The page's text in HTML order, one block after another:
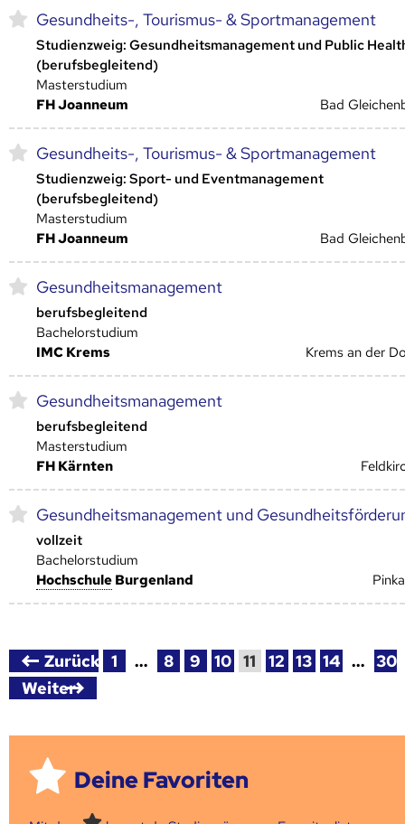
Gesundheits-, Tourismus- & Sportmanagement
Studienzweig: Gesundheitsmanagement und Public
(berufsbegleitend)
Masterstudium
FH Joanneum
Bad
Gesundheits-, Tourismus- & Sportmanagement
Studienzweig: Sport- und Eventmanagement
(berufsbegleitend)
Masterstudium
FH Joanneum
Bad
Gesundheitsmanagement
berufsbegleitend
Bachelorstudium
IMC Krems
Krems an der
Gesundheitsmanagement
berufsbegleitend
Masterstudium
FH Kärnten
Gesundheitsmanagement und
vollzeit
Bachelorstudium
Hoch­schule Burgenland
Zurück 1 … 8 9 10 11 12 13 14 … 30
Weiter
Deine Favoriten